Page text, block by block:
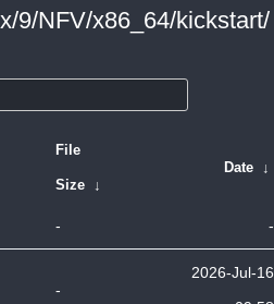
9/NFV/x86_64/kickstart/
File
Size ↓
Date ↓
- -
-
2026-Jul-16